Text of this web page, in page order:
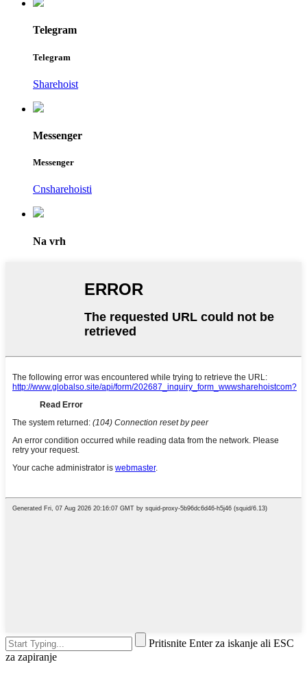
Telegram
Telegram
Sharehoist
Messenger
Messenger
Cnsharehoisti
Na vrh
Pritisnite Enter za iskanje ali ESC
za zapiranje